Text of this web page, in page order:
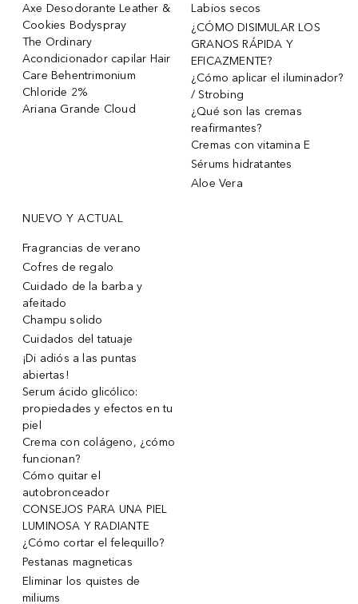
Axe Desodorante Leather &
Cookies Bodyspray
The Ordinary
Acondicionador capilar Hair
Care Behentrimonium
Chloride 2%
Ariana Grande Cloud
Labios secos
¿CÓMO DISIMULAR LOS
GRANOS RÁPIDA Y
EFICAZMENTE?
¿Cómo aplicar el iluminador?
/ Strobing
¿Qué son las cremas
reafirmantes?
Cremas con vitamina E
Sérums hidratantes
Aloe Vera
NUEVO Y ACTUAL
Fragrancias de verano
Cofres de regalo
Cuidado de la barba y
afeitado
Champu solido
Cuidados del tatuaje
¡Di adiós a las puntas
abiertas!
Serum ácido glicólico:
propiedades y efectos en tu
piel
Crema con colágeno, ¿cómo
funcionan?
Cómo quitar el
autobronceador
CONSEJOS PARA UNA PIEL
LUMINOSA Y RADIANTE
¿Cómo cortar el felequillo?
Pestanas magneticas
Eliminar los quistes de
miliums